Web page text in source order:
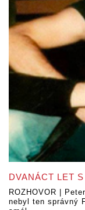
DVANÁCT LET
ROZHOVOR |
nebyl ten správný